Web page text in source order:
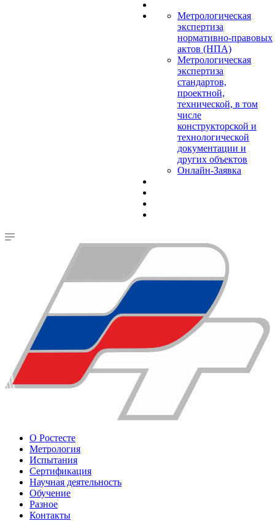
Метрологическая
экспертиза
нормативно-правовых
актов (НПА)
Метрологическая
экспертиза
стандартов,
проектной,
технической, в том
числе
конструкторской и
технологической
документации и
других объектов
Онлайн-Заявка
О Ростесте
Метрология
Испытания
Сертификация
Научная деятельность
Обучение
Разное
Контакты